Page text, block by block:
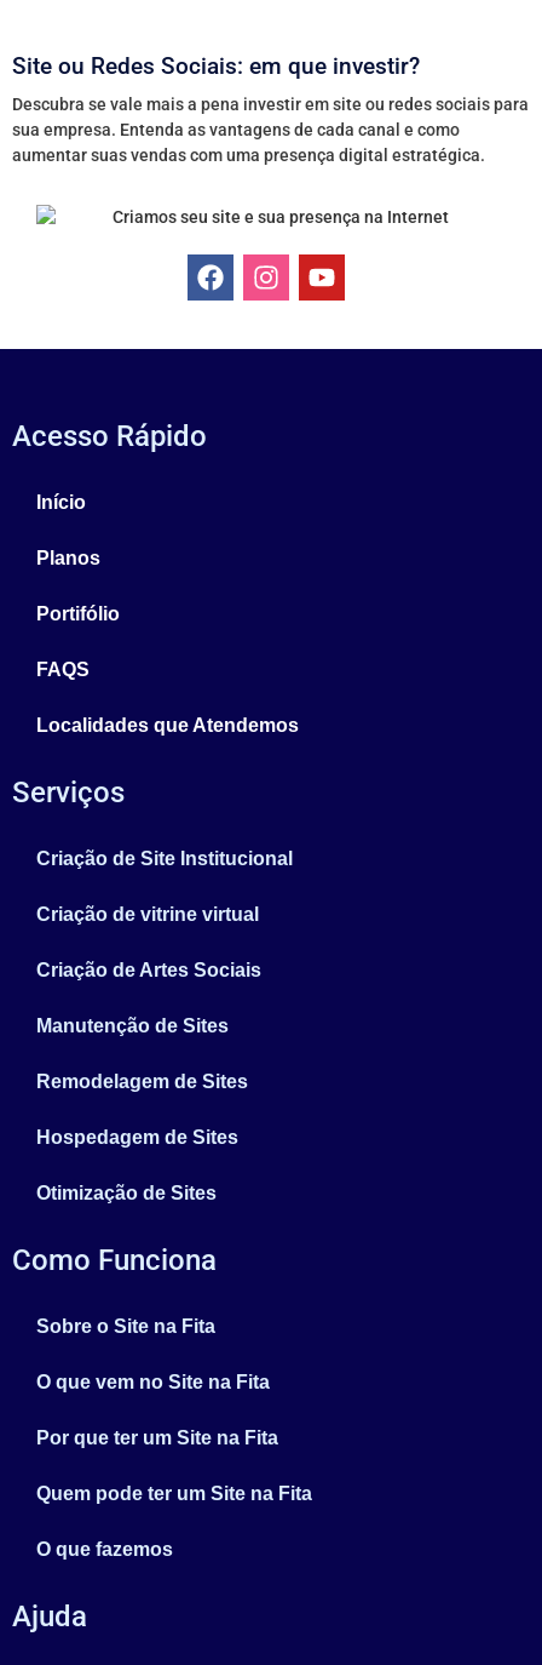
Site ou Redes Sociais: em que investir?
Descubra se vale mais a pena investir em site ou redes sociais para
sua empresa. Entenda as vantagens de cada canal e como
aumentar suas vendas com uma presença digital estratégica.
Acesso Rápido
Início
Planos
Portifólio
FAQS
Localidades que Atendemos
Serviços
Criação de Site Institucional
Criação de vitrine virtual
Criação de Artes Sociais
Manutenção de Sites
Remodelagem de Sites
Hospedagem de Sites
Otimização de Sites
Como Funciona
Sobre o Site na Fita
O que vem no Site na Fita
Por que ter um Site na Fita
Quem pode ter um Site na Fita
O que fazemos
Ajuda